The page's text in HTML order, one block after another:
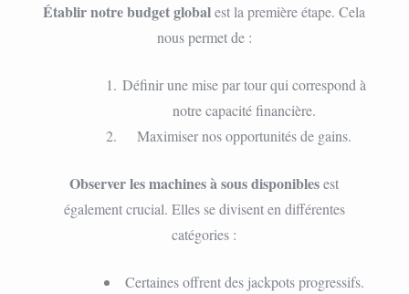
Établir notre budget globalest la première étape. Cela
nous permet de :
Définir une mise par tour qui correspond à
notre capacité financière.
Maximiser nos opportunités de gains.
Observer les machines à sous disponiblesest
également crucial. Elles se divisent en différentes
catégories :
Certaines offrent des jackpots progressifs.